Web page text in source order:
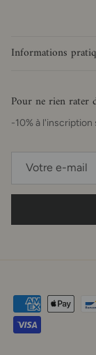
Informations
Pour ne rien rater
-10% à